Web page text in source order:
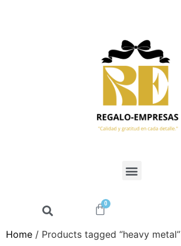
0
Home / Products tagged “heavy metal”